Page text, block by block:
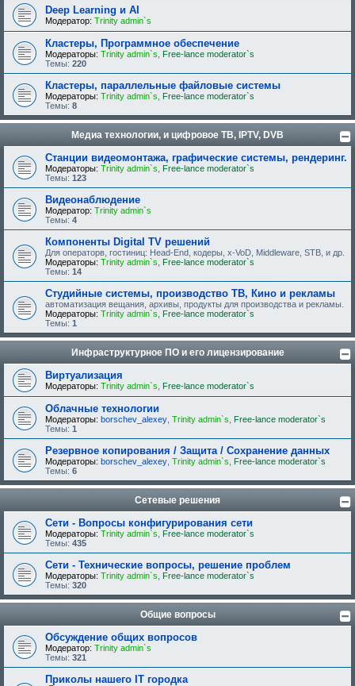
Deep Learning и AI
Модератор: Trinity admin`s
Кластеры, Программное обеспечение
Модераторы: Trinity admin`s
Free-lance moderator`s
Темы: 220
Кластеры, параллельные файловые системы
Модераторы: Trinity admin`s
Free-lance moderator`s
Темы: 8
Медиа технологии, и цифровое ТВ, IPTV, DVB
Станции видеомонтажа, графические системы, рендеринг.
Модераторы: Trinity admin`s
Free-lance moderator`s
Темы: 123
Видеонаблюдение
Модератор: Trinity admin`s
Темы: 4
Компоненты Digital TV решений
Для операторв, гостиниц: Head-End, кодеры, x-VoD, Middleware, STB, и др.
Модераторы: Trinity admin`s
Free-lance moderator`s
Темы: 14
Студийные системы, производство ТВ, Кино и рекламы
автоматизация вещания, архивы, продукты для производства и рекламы.
Модераторы: Trinity admin`s
Free-lance moderator`s
Темы: 1
Инфраструктурное ПО и его лицензирование
Виртуализация
Модераторы: Trinity admin`s Free-lance moderator`s
Облачные технологии
Модераторы: borschev_alexey Trinity admin`s
Free-lance moderator`s
Темы: 1
Резервное копирования / Защита / Сохранение данных
Модераторы: borschev_alexey Trinity admin`s
Free-lance moderator`s
Темы: 6
Сетевые решения
Сети - Вопросы конфигурирования сети
Модераторы: Trinity admin`s
Free-lance moderator`s
Темы: 435
Сети - Технические вопросы, решение проблем
Модераторы: Trinity admin`s
Free-lance moderator`s
Темы: 320
Общие вопросы
Обсуждение общих вопросов
Модератор: Trinity admin`s
Темы: 321
Приколы нашего IT городка